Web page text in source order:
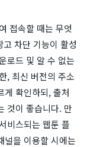
접속할 때는 무엇
차단 기능이 활성
로드 및 알 수 없는
, 최신 버전의 주소
게 확인하되, 출처
것이 좋습니다. 만
비스되는 웹툰 플
널을 이용할 시에는